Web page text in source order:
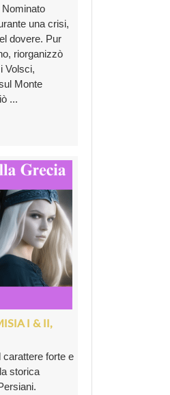
una crisi,
dovere. Pur
riorganizzò
Volsci,
Monte
...
I & II,
carattere forte e
storica